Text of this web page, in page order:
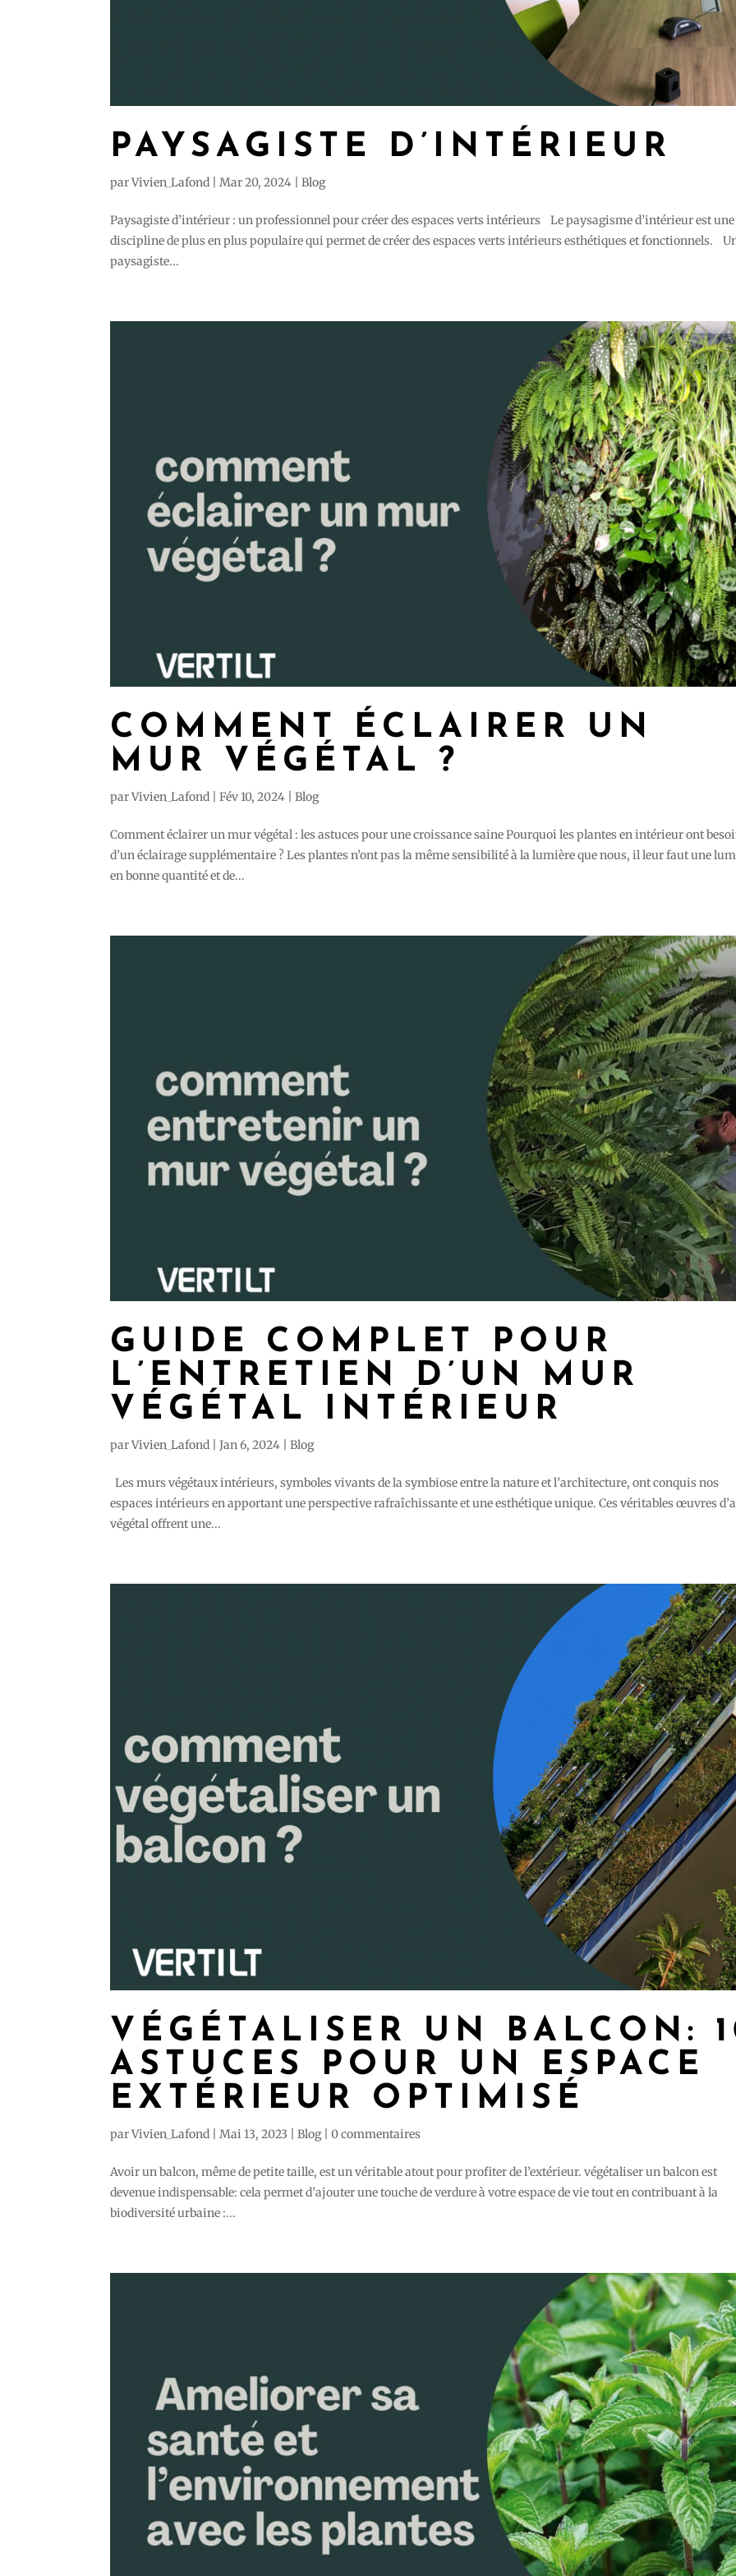
PAYSAGISTE D’INTÉRIEUR
parVivien_Lafond |Mar 20, 2024 |Blog
Paysagiste d’intérieur : un professionnel pour créer des espaces verts intérieurs Le paysagisme d’intérieur est une
discipline de plus en plus populaire qui permet de créer des espaces verts intérieurs esthétiques et fonctionnels.
paysagiste...
COMMENT ÉCLAIRER UN
MUR VÉGÉTAL ?
parVivien_Lafond |Fév 10, 2024 |Blog
Comment éclairer un mur végétal : les astuces pour une croissance saine Pourquoi les plantes en intérieur ont
d’un éclairage supplémentaire ? Les plantes n’ont pas la même sensibilité à la lumière que nous, il leur faut une
en bonne quantité et de...
GUIDE COMPLET POUR
L’ENTRETIEN D’UN MUR
VÉGÉTAL INTÉRIEUR
parVivien_Lafond |Jan 6, 2024 |Blog
Les murs végétaux intérieurs, symboles vivants de la symbiose entre la nature et l’architecture, ont conquis nos
espaces intérieurs en apportant une perspective rafraîchissante et une esthétique unique. Ces véritables œuvres
végétal offrent une...
VÉGÉTALISER UN BALCON:
ASTUCES POUR UN ESPACE
EXTÉRIEUR OPTIMISÉ
parVivien_Lafond |Mai 13, 2023 |Blog|0 commentaires
Avoir un balcon, même de petite taille, est un véritable atout pour profiter de l’extérieur. végétaliser un balcon est
devenue indispensable: cela permet d’ajouter une touche de verdure à votre espace de vie tout en contribuant à la
biodiversité urbaine :...